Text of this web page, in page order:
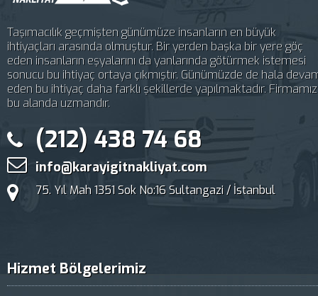
Herkese iyi taşınmalar.
Sn. Necati Özyılmaz
İstanbul'da kar olmasına rağmen
vaktinde, hatta 15 dk erken geldiler.
Hızlıca eşyaları toparlayıp
daha kısa sürdü. Memnun kaldık.
Sn. Feray Yüce
Taşımacılık geçmişten günümüze insanların en büyük
ihtiyaçları arasında olmuştur. Bir yerden başka bir yere göç
eden insanların eşyalarını da yanlarında götürmek istemesi
sonucu bu ihtiyaç ortaya çıkmıştır. Günümüzde de hala
eden bu ihtiyaç daha farklı şekillerde yapılmaktadır. Firmamız
bu alanda uzmandır.
(212) 438 74 68
info@karayigitnakliyat.com
75. Yıl Mah 1351 Sok No:16 Sultangazi / İstanbul
Hizmet Bölgelerimiz